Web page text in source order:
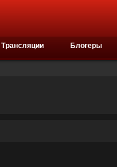
Трансляции Блогеры